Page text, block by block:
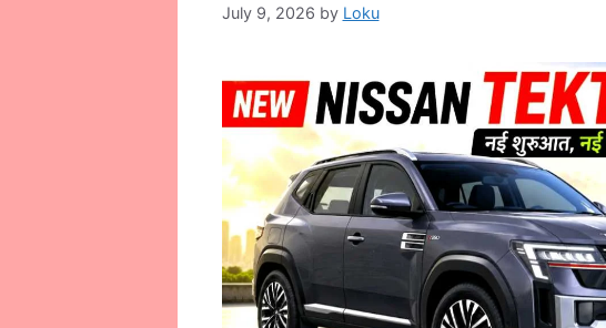
July 9, 2026 by Loku